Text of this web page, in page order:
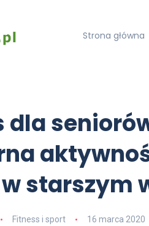
Strona główna
dla
starszym
Fitness i sport 16 marca 2020